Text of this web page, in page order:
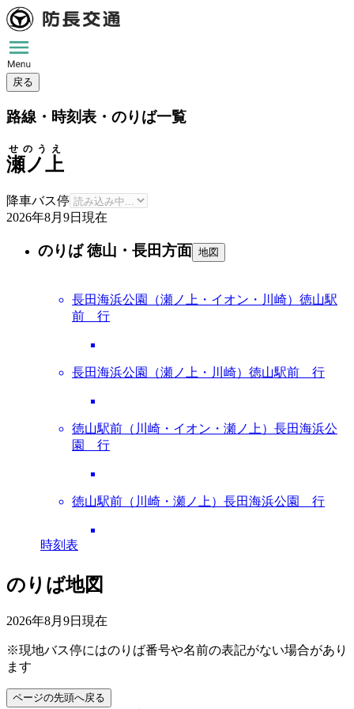
戻る
路線・時刻表・のりば一覧
瀬ノ上
せのうえ
降車バス停
2026年8月9日 現在
のりば 徳山・長田方面 地図
長田海浜公園（瀬ノ上・イオン・川崎）徳山駅
前 行
長田海浜公園（瀬ノ上・川崎）徳山駅前 行
徳山駅前（川崎・イオン・瀬ノ上）長田海浜公
園 行
徳山駅前（川崎・瀬ノ上）長田海浜公園 行
時刻表
のりば地図
2026年8月9日 現在
※現地バス停にはのりば番号や名前の表記がない場合があり
ます
ページの先頭へ戻る